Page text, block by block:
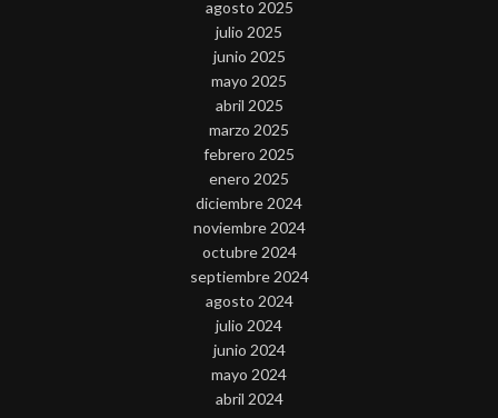
agosto 2025
julio 2025
junio 2025
mayo 2025
abril 2025
marzo 2025
febrero 2025
enero 2025
diciembre 2024
noviembre 2024
octubre 2024
septiembre 2024
agosto 2024
julio 2024
junio 2024
mayo 2024
abril 2024